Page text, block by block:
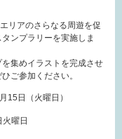
リアのさらなる周遊を促
ンプラリーを実施しま
集めイラストを完成させ
ご参加ください。
15日（火曜日）
曜日